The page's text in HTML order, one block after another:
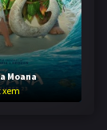
Moana